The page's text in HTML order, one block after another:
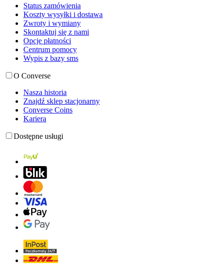
Status zamówienia
Koszty wysyłki i dostawa
Zwroty i wymiany
Skontaktuj się z nami
Opcje płatności
Centrum pomocy
Wypis z bazy sms
O Converse
Nasza historia
Znajdź sklep stacjonarny
Converse Coins
Kariera
Dostępne usługi